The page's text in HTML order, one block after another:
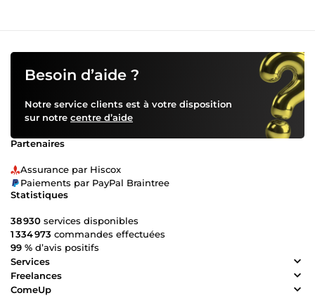
Besoin d’aide ?
Notre service clients est à votre disposition
sur notre centre d’aide
Partenaires
Assurance par Hiscox
Paiements par PayPal Braintree
Statistiques
38 930 services disponibles
1 334 973 commandes effectuées
99 % d’avis positifs
Services
Freelances
ComeUp